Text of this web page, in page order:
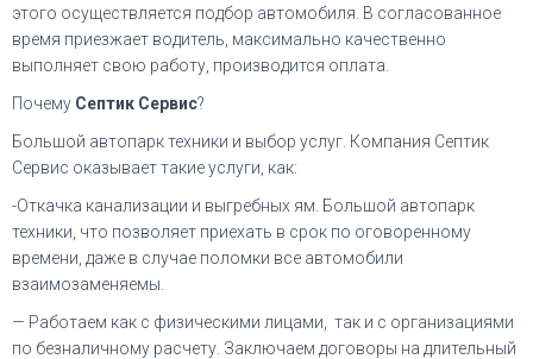
этого осуществляется подбор автомобиля. В согласованное
время приезжает водитель, максимально качественно
выполняет свою работу, производится оплата.
Почему Септик Сервис?
Большой автопарк техники и выбор услуг. Компания Септик
Сервис оказывает такие услуги, как:
-Откачка канализации и выгребных ям. Большой автопарк
техники, что позволяет приехать в срок по оговоренному
времени, даже в случае поломки все автомобили
взаимозаменяемы.
— Работаем как с физическими лицами, так и с организациями
по безналичному расчету. Заключаем договоры на длительный